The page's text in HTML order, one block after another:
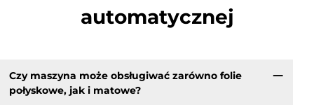
automatycznej
Czy maszyna może obsługiwać zarówno folie
połyskowe, jak i matowe?